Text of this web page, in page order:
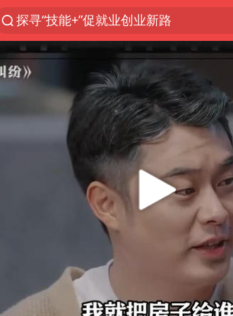
探寻“技能+”促就业创业新路
台风白海豚或在华东沿海登陆
38岁山东财大教授刘海明逝世
41岁女子为鼓励女儿考上985研究生
美国退回1000亿美元关税
24小时不关空调 电费反而更低？
弹药库存告急 美军补货难
河南试行周五下午弹性离岗
银行午休1.5小时 留个窗口行不行
要给全体职工“应休尽休”的底气
“天津之眼”摩天轮附近2人落水
儿科医生漏诊获刑：我认错但不能认罪